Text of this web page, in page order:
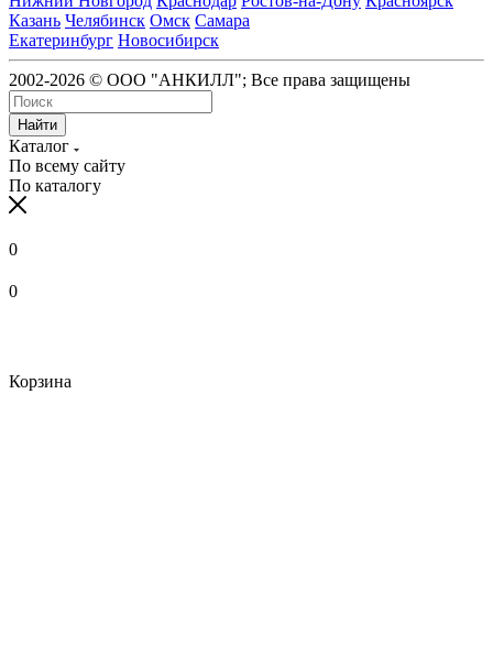
Казань Челябинск Омск Самара
Екатеринбург Новосибирск
2002-2026 © ООО "АНКИЛЛ"; Все права защищены
Найти
Каталог
По всему сайту
По каталогу
0
0
Корзина